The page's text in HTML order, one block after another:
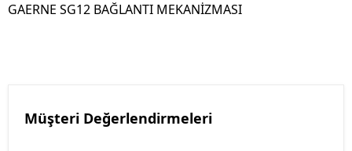
GAERNE SG12 BAĞLANTI MEKANİZMASI
Müşteri Değerlendirmeleri